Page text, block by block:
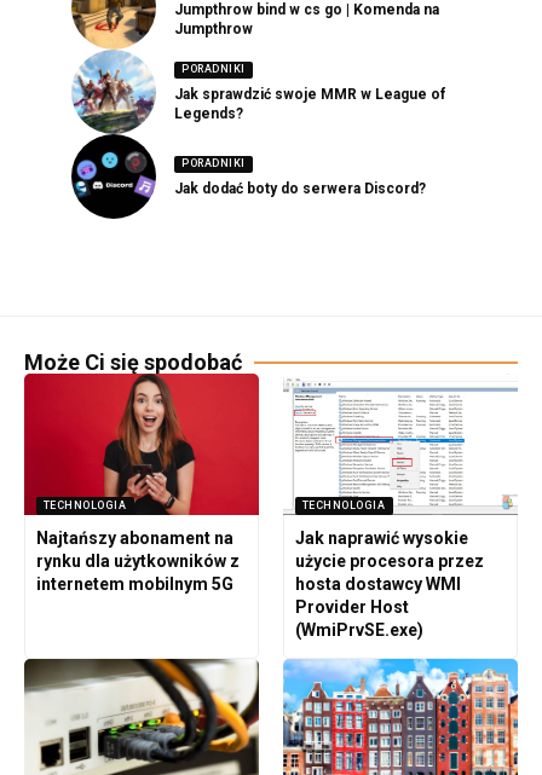
Jumpthrow bind w cs go | Komenda na
Jumpthrow
PORADNIKI
Jak sprawdzić swoje MMR w League of
Legends?
PORADNIKI
Jak dodać boty do serwera Discord?
Może Ci się spodobać
TECHNOLOGIA
Najtańszy abonament na
rynku dla użytkowników z
internetem mobilnym 5G
TECHNOLOGIA
Jak naprawić wysokie
użycie procesora przez
hosta dostawcy WMI
Provider Host
(WmiPrvSE.exe)